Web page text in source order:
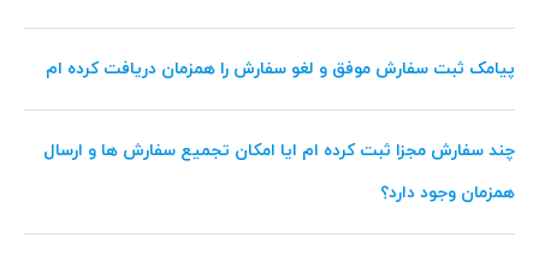
پیامک ثبت سفارش موفق و لغو سفارش را همزمان دریافت کرده ام
چند سفارش مجزا ثبت کرده ام ایا امکان تجمیع سفارش ها و ارسال
همزمان وجود دارد؟